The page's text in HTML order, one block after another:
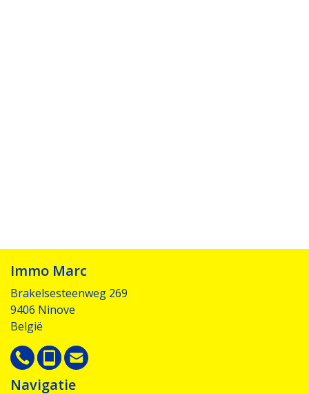
Immo Marc
Brakelsesteenweg 269
9406 Ninove
België
Navigatie